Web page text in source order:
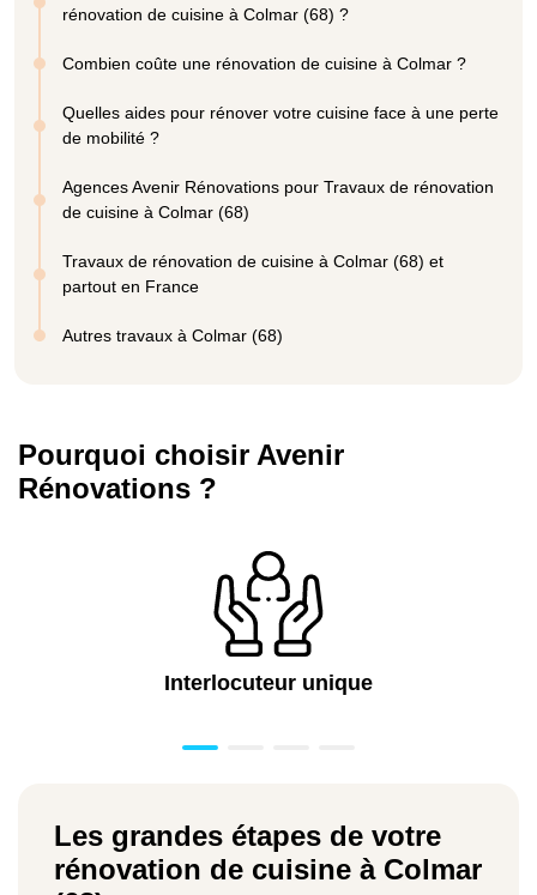
rénovation de cuisine à Colmar (68) ?
Combien coûte une rénovation de cuisine à Colmar ?
Quelles aides pour rénover votre cuisine face à une perte
de mobilité ?
Agences Avenir Rénovations pour Travaux de rénovation
de cuisine à Colmar (68)
Travaux de rénovation de cuisine à Colmar (68) et
partout en France
Autres travaux à Colmar (68)
Pourquoi choisir Avenir
Rénovations ?
Interlocuteur unique
Les grandes étapes de votre
rénovation de cuisine à Colmar